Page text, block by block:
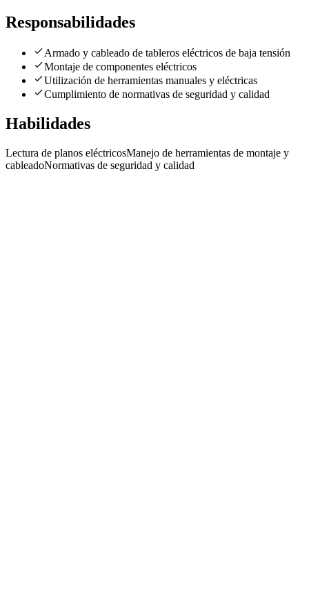
Responsabilidades
Armado y cableado de tableros eléctricos de baja tensión
Montaje de componentes eléctricos
Utilización de herramientas manuales y eléctricas
Cumplimiento de normativas de seguridad y calidad
Habilidades
Lectura de planos eléctricosManejo de herramientas de montaje y
cableadoNormativas de seguridad y calidad